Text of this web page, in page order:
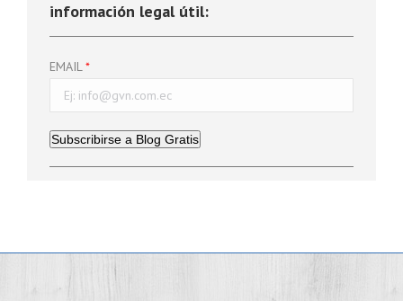
información legal útil:
EMAIL
Subscribirse a Blog Gratis